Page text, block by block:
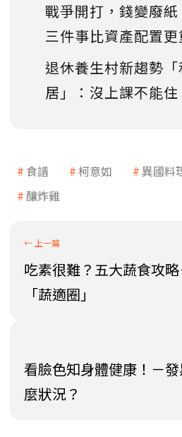
戰爭開打，錢變廢
三件事比資產配置更
退休養生村新趨勢
居」：沒上課不能
食譜 柯意如 異國料
釀炸雞
吃素很難？五大蔬食攻
「蔬適圈」
看臉色知身體健康！－
麼狀況？